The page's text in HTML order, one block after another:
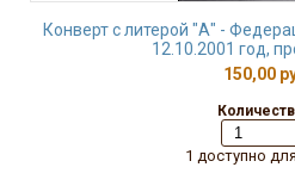
Конверт с литерой "А" -
12.10.2001 год,
150,00
1 доступно